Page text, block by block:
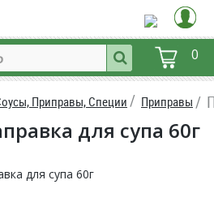
0
Приправы, Специи Приправы
для супа 60г